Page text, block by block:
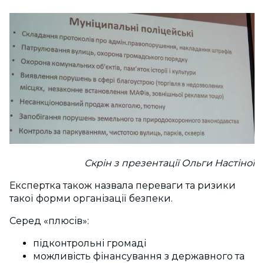
Скрін з презентації Ольги Настіної
Експертка також назвала переваги та ризики
такої форми організації безпеки.
Серед «плюсів»:
підконтрольні громаді
можливість фінансування з державного та